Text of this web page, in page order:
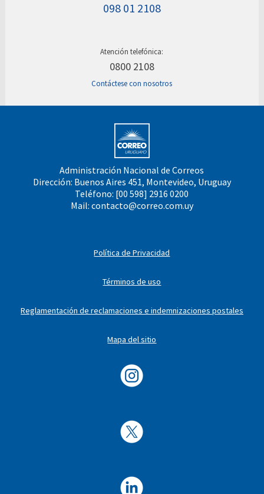
098 01 2108
Atención telefónica:
0800 2108
Contáctese con nosotros
Administración Nacional de Correos
Dirección: Buenos Aires 451, Montevideo, Uruguay
Teléfono: [00 598] 2916 0200
Mail: contacto@correo.com.uy
Política de Privacidad
Términos de uso
Reglamentación de reclamaciones e indemnizaciones postales
Mapa del sitio